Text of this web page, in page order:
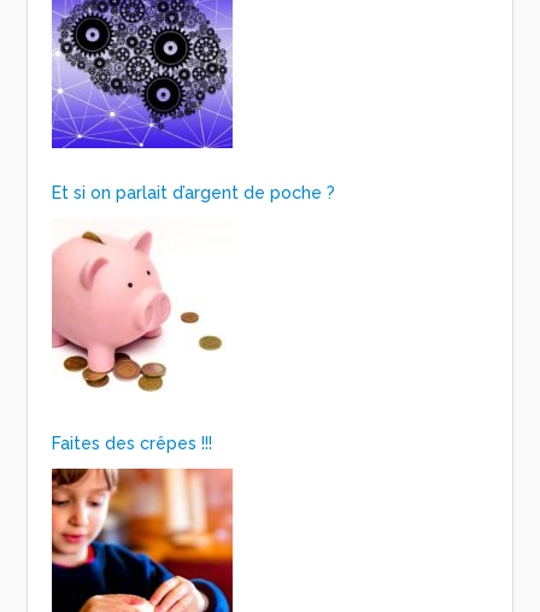
Et si on parlait d’argent de poche ?
Faites des crêpes !!!